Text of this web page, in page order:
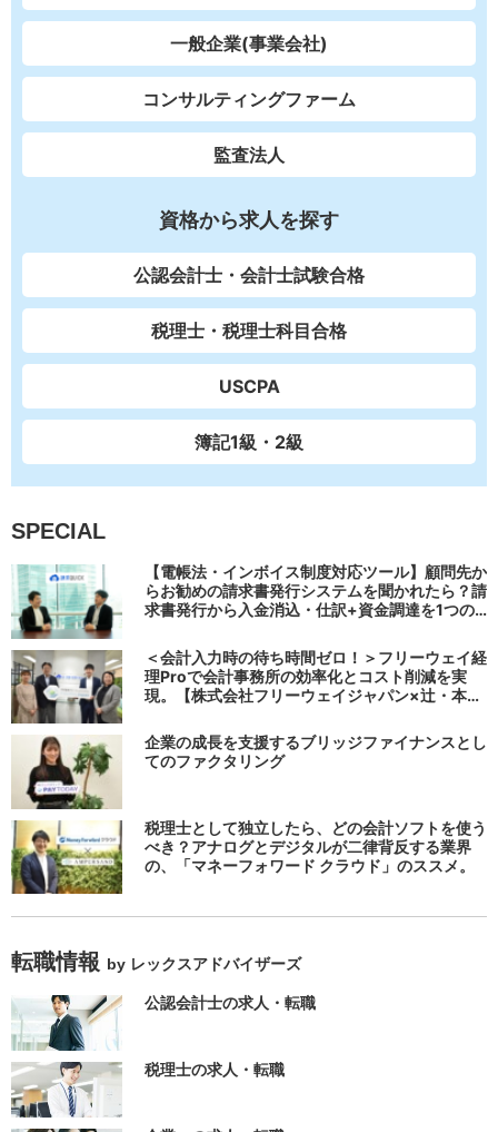
一般企業(事業会社)
コンサルティングファーム
監査法人
資格から求人を探す
公認会計士・会計士試験合格
税理士・税理士科目合格
USCPA
簿記1級・2級
SPECIAL
【電帳法・インボイス制度対応ツール】顧問先か
らお勧めの請求書発行システムを聞かれたら？請
求書発行から入金消込・仕訳+資金調達を1つの
＜会計入力時の待ち時間ゼロ！＞フリーウェイ経
理Proで会計事務所の効率化とコスト削減を実
現。【株式会社フリーウェイジャパン×辻・本郷
企業の成長を支援するブリッジファイナンスとし
てのファクタリング
税理士として独立したら、どの会計ソフトを使う
べき？アナログとデジタルが二律背反する業界
の、「マネーフォワード クラウド」のススメ。
転職情報 by レックスアドバイザーズ
公認会計士の求人・転職
税理士の求人・転職